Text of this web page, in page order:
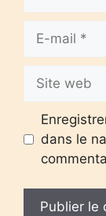
mail
web
dans le